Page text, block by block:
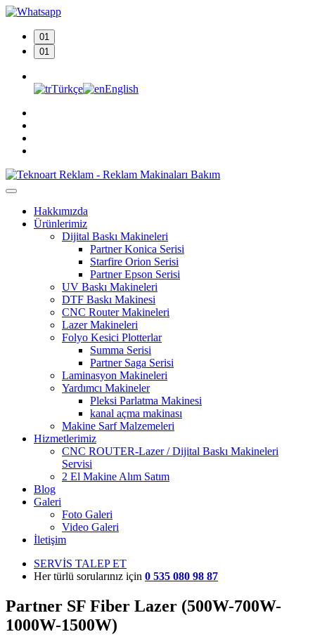
01
01
Türkçe English
Hakkımızda
Ürünlerimiz
Dijital Baskı Makineleri
Partner Konica Serisi
Starfire Orion Serisi
Partner Epson Serisi
UV Baskı Makineleri
DTF Baskı Makinesi
CNC Router Makineleri
Lazer Makineleri
Folyo Kesici Plotterlar
Summa Serisi
Partner Saga Serisi
Laminasyon Makineleri
Yardımcı Makineler
Pleksi Parlatma Makinesi
kanal açma makinası
Makine Sarf Malzemeleri
Hizmetlerimiz
CNC ROUTER-Lazer / Dijital Baskı Makineleri
Servisi
2 El Makine Alım Satım
Blog
Galeri
Foto Galeri
Video Galeri
İletişim
SERVİS TALEP ET
Her türlü sorularınız için 0 535 080 98 87
Partner SF Fiber Lazer (500W-700W-
1000W-1500W)